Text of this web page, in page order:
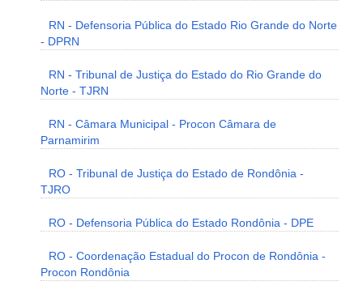
RN - Defensoria Pública do Estado Rio Grande do Norte
- DPRN
RN - Tribunal de Justiça do Estado do Rio Grande do
Norte - TJRN
RN - Câmara Municipal - Procon Câmara de
Parnamirim
RO - Tribunal de Justiça do Estado de Rondônia -
TJRO
RO - Defensoria Pública do Estado Rondônia - DPE
RO - Coordenação Estadual do Procon de Rondônia -
Procon Rondônia